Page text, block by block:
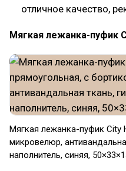
отличное качество,
Мягкая лежанка-пуфик
Мягкая лежанка-пуфик City
микровелюр,
наполнитель, синяя,